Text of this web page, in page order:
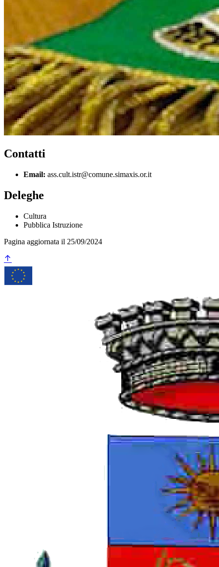
Contatti
Email: ass.cult.istr@comune.simaxis.or.it
Deleghe
Cultura
Pubblica Istruzione
Pagina aggiornata il 25/09/2024